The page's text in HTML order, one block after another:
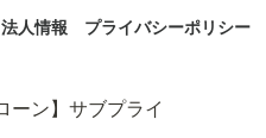
法人情報 プライバシーポリシー
ーン】サブプライ